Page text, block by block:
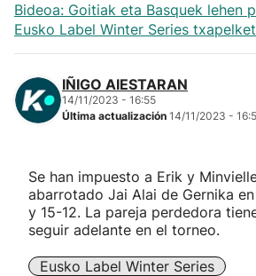
Carreras de montaña
Más deportes
Bideoa: Goitiak eta Basquek lehen
Eusko Label Winter Series
IÑIGO AIESTARAN
14/11/2023 - 16:55
Última actualización 14/11/2023 -
Se han impuesto a Erik y
abarrotado Jai Alai de Gernika
y 15-12. La pareja perdedora
seguir adelante en el torneo.
Eusko Label Winter Series